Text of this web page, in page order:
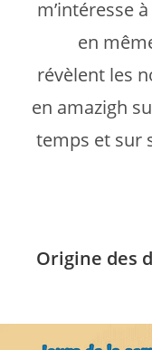
m’intéresse
en
révèlent les
en amazigh
temps et sur
Origine des